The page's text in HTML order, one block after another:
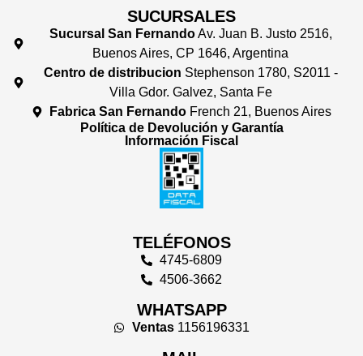
SUCURSALES
Sucursal San FernandoAv. Juan B. Justo 2516,
Buenos Aires, CP 1646, Argentina
Centro de distribucion Stephenson 1780, S2011 -
Villa Gdor. Galvez, Santa Fe
Fabrica San Fernando French 21, Buenos Aires
Política de Devolución y Garantía
Información Fiscal
TELÉFONOS
4745-6809
4506-3662
WHATSAPP
Ventas1156196331